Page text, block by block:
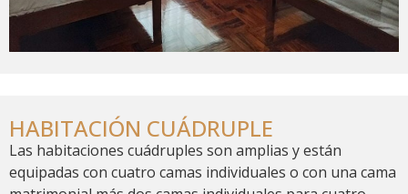
HABITACIÓN CUÁDRUPLE
Las habitaciones cuádruples son amplias y están
equipadas con cuatro camas individuales o con una cama